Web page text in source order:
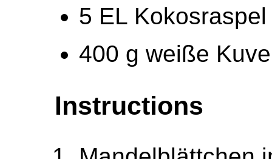
5 EL Kokosraspel
400 g weiße
Instructions